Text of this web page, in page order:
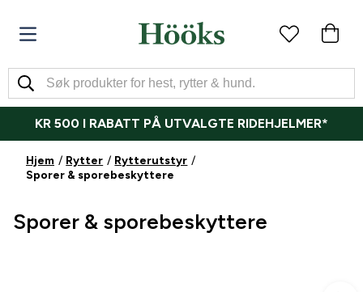
KR 500 I RABATT PÅ UTVALGTE RIDEHJELMER*
Hjem Rytter
Rytterutstyr
Sporer & sporebeskyttere
Sporer & sporebeskyttere